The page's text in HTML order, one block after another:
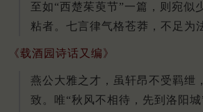
至如“西楚茱萸节”一篇，则宛似
粘者。七言律气格苍莽，不足为
《载酒园诗话又编》
燕公大雅之才，虽轩昂不受羁绁
致。唯“秋风不相待，先到洛阳